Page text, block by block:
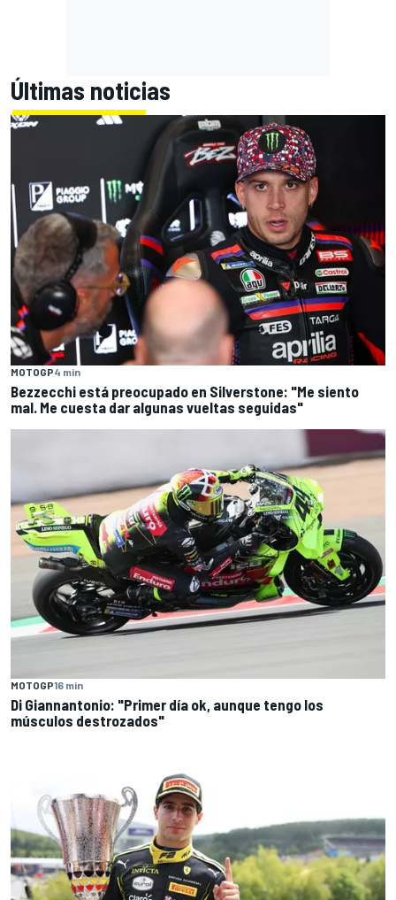
Últimas noticias
MOTOGP4 min
Bezzecchi está preocupado en Silverstone: "Me siento
mal. Me cuesta dar algunas vueltas seguidas"
MOTOGP16 min
Di Giannantonio: "Primer día ok, aunque tengo los
músculos destrozados"